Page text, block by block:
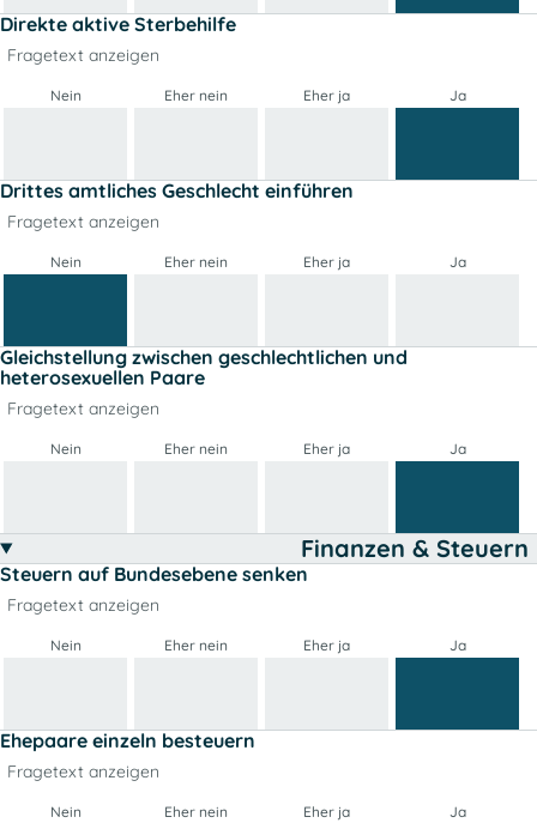
Direkte aktive Sterbehilfe
Fragetext anzeigen
Nein Eher nein Eher ja Ja
Drittes amtliches Geschlecht einführen
Fragetext anzeigen
Nein Eher nein Eher ja Ja
Gleichstellung zwischen geschlechtlichen und
heterosexuellen Paare
Fragetext anzeigen
Nein Eher nein Eher ja Ja
Finanzen & Steuern
Steuern auf Bundesebene senken
Fragetext anzeigen
Nein Eher nein Eher ja Ja
Ehepaare einzeln besteuern
Fragetext anzeigen
Nein Eher nein Eher ja Ja